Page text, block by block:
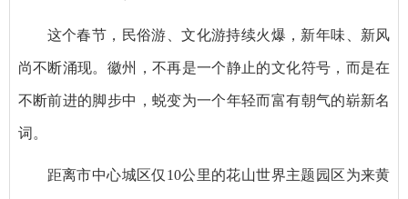
这个春节，民俗游、文化游持续火爆，新年味、新风
尚不断涌现。徽州，不再是一个静止的文化符号，而是在
不断前进的脚步中，蜕变为一个年轻而富有朝气的崭新名
词。
距离市中心城区仅10公里的花山世界主题园区为来黄